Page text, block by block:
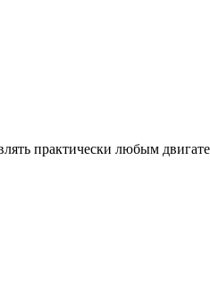
практически любым